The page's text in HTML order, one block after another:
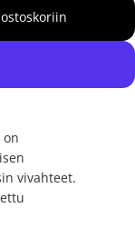
on
vivahteet.